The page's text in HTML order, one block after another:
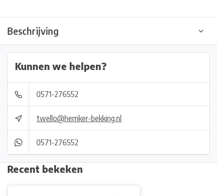
Beschrijving
Kunnen we helpen?
0571-276552
twello@hemker-bekking.nl
0571-276552
Recent bekeken